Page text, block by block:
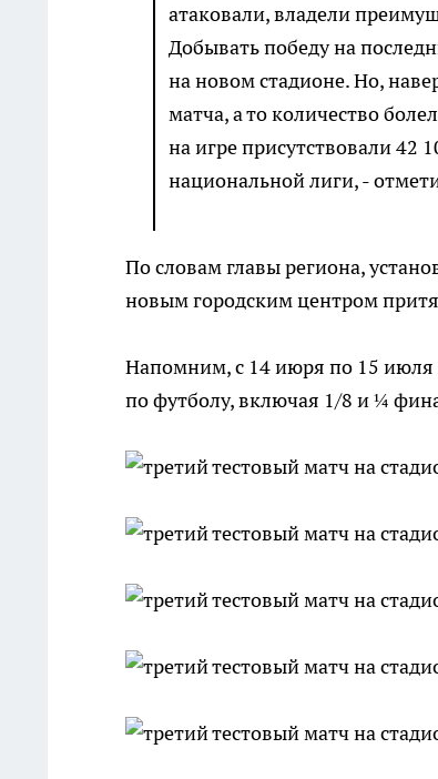
атаковали, владели
Добывать победу на
на новом стадионе. Но,
матча, а то количество
на игре присутствовали 42
национальной лиги, -
По словам главы региона,
новым городским центром
Напомним, с 14 июря по 15
по футболу, включая 1/8 и ¼